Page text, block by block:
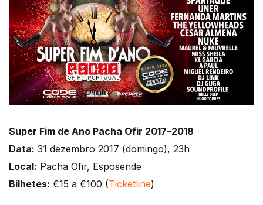
Super Fim de Ano Pacha Ofir 2017–2018
Data: 31 dezembro 2017 (domingo), 23h
Local: Pacha Ofir, Esposende
Bilhetes: €15 a €100 (Ticketline)